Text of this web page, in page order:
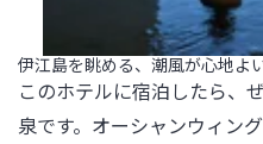
伊江島を眺める、潮風が心地よ
このホテルに宿泊したら、
泉です。オーシャンウィン